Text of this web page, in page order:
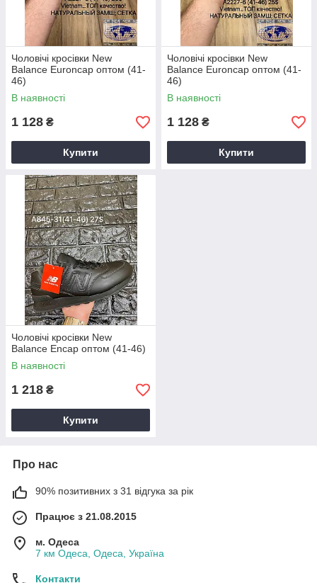
Чоловічі кросівки New
Balance Euroncap оптом (41-
46)
В наявності
1 128 ₴
Купити
Чоловічі кросівки New
Balance Euroncap оптом (41-
46)
В наявності
1 128 ₴
Купити
Чоловічі кросівки New
Balance Encap оптом (41-46)
В наявності
1 218 ₴
Купити
Про нас
90% позитивних з 31 відгука за рік
Працює з 21.08.2015
м. Одеса
7 км Одеса, Одеса, Україна
Контакти